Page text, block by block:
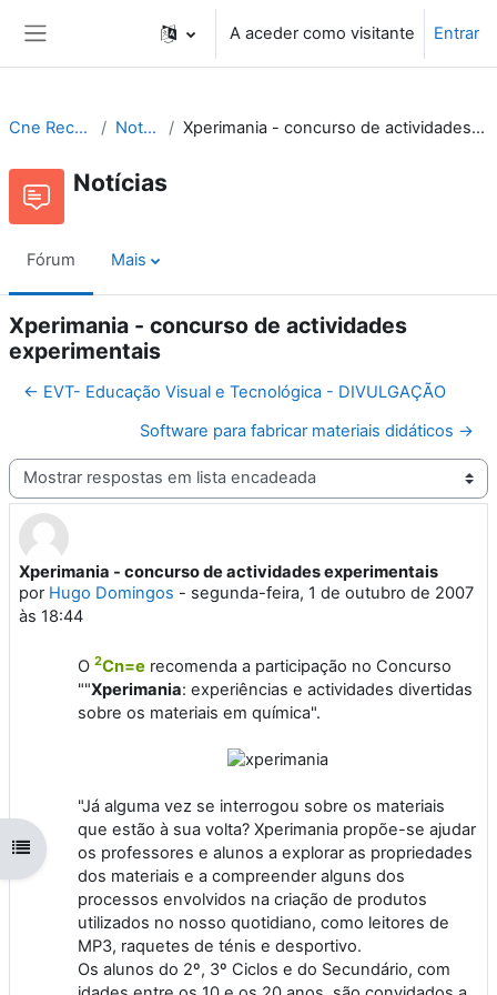
A aceder como visitante Entrar
Abrir índice da disciplina
Cne Recursos Notícias Xperimania - concurso de actividades experimentais
Notícias
Fórum Mais
Xperimania - concurso de actividades
experimentais
← EVT- Educação Visual e Tecnológica - DIVULGAÇÃO
Software para fabricar materiais didáticos →
Modo de visualização
Xperimania - concurso de actividades experimentais
por Hugo Domingos - segunda-feira, 1 de outubro de 2007
às 18:44
Número de respostas: 0
O 2Cn=e recomenda a participação no Concurso
""Xperimania: experiências e actividades divertidas
sobre os materiais em química".
"Já alguma vez se interrogou sobre os materiais
que estão à sua volta? Xperimania propõe-se ajudar
os professores e alunos a explorar as propriedades
dos materiais e a compreender alguns dos
processos envolvidos na criação de produtos
utilizados no nosso quotidiano, como leitores de
MP3, raquetes de ténis e desportivo.
Os alunos do 2º, 3º Ciclos e do Secundário, com